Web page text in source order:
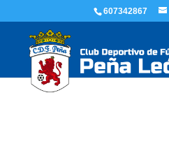
607342867